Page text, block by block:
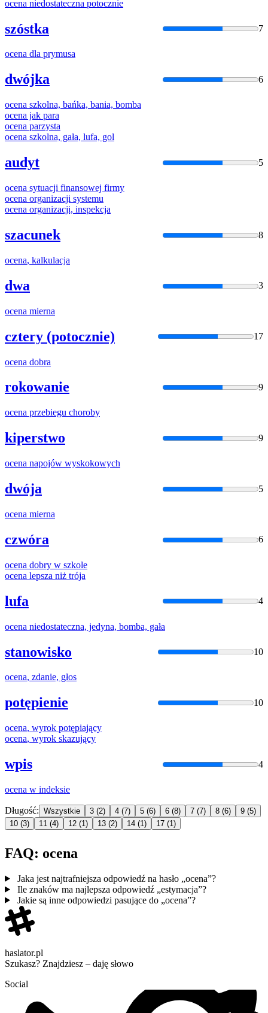
ocena niedostateczna potocznie
szóstka 7
ocena dla prymusa
dwójka 6
ocena szkolna, bańka, bania, bomba
ocena jak para
ocena parzysta
ocena szkolna, gała, lufa, gol
audyt 5
ocena sytuacji finansowej firmy
ocena organizacji systemu
ocena organizacji, inspekcja
szacunek 8
ocena, kalkulacja
dwa 3
ocena mierna
cztery (potocznie) 17
ocena dobra
rokowanie 9
ocena przebiegu choroby
kiperstwo 9
ocena napojów wyskokowych
dwója 5
ocena mierna
czwóra 6
ocena dobry w szkole
ocena lepsza niż trója
lufa 4
ocena niedostateczna, jedyna, bomba, gała
stanowisko 10
ocena, zdanie, głos
potępienie 10
ocena, wyrok potępiający
ocena, wyrok skazujący
wpis 4
ocena w indeksie
Długość: Wszystkie 3 (2) 4 (7) 5 (6) 6 (8) 7 (7) 8 (6) 9 (5)
10 (3) 11 (4) 12 (1) 13 (2) 14 (1) 17 (1)
FAQ: ocena
Jaka jest najtrafniejsza odpowiedź na hasło „ocena”?
Ile znaków ma najlepsza odpowiedź „estymacja”?
Jakie są inne odpowiedzi pasujące do „ocena”?
haslator.pl
Szukasz? Znajdziesz – daję słowo
Social